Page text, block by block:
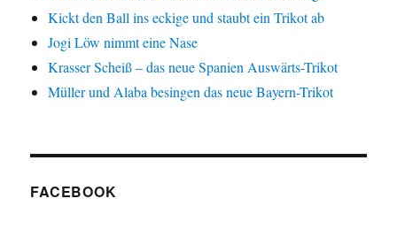
Kickt den Ball ins eckige und staubt ein Trikot ab
Jogi Löw nimmt eine Nase
Krasser Scheiß – das neue Spanien Auswärts-Trikot
Müller und Alaba besingen das neue Bayern-Trikot
FACEBOOK